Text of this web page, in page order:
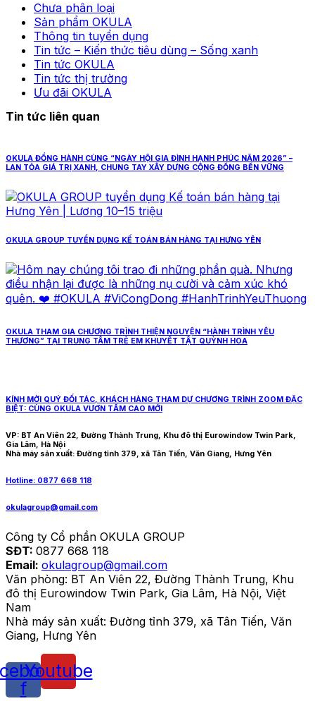
Chưa phân loại
Sản phẩm OKULA
Thông tin tuyển dụng
Tin tức – Kiến thức tiêu dùng – Sống xanh
Tin tức OKULA
Tin tức thị trường
Ưu đãi OKULA
Tin tức liên quan
OKULA ĐỒNG HÀNH CÙNG “NGÀY HỘI GIA ĐÌNH HẠNH PHÚC NĂM 2026” –
LAN TỎA GIÁ TRỊ XANH, CHUNG TAY XÂY DỰNG CỘNG ĐỒNG BỀN VỮNG
OKULA GROUP TUYỂN DỤNG KẾ TOÁN BÁN HÀNG TẠI HƯNG YÊN
OKULA THAM GIA CHƯƠNG TRÌNH THIỆN NGUYỆN “HÀNH TRÌNH YÊU
THƯƠNG” TẠI TRUNG TÂM TRẺ EM KHUYẾT TẬT QUỲNH HOA
KÍNH MỜI QUÝ ĐỐI TÁC, KHÁCH HÀNG THAM DỰ CHƯƠNG TRÌNH ZOOM ĐẶC
BIỆT: CÙNG OKULA VƯƠN TẦM CAO MỚI
VP: BT An Viên 22, Đường Thành Trung, Khu đô thị Eurowindow Twin Park,
Gia Lâm, Hà Nội
Nhà máy sản xuất: Đường tỉnh 379, xã Tân Tiến, Văn Giang, Hưng Yên
Hotline: 0877 668 118
okulagroup@gmail.com
Công ty Cổ phần OKULA GROUP
SĐT: 0877 668 118
Email: okulagroup@gmail.com
Văn phòng: BT An Viên 22, Đường Thành Trung, Khu
đô thị Eurowindow Twin Park, Gia Lâm, Hà Nội, Việt
Nam
Nhà máy sản xuất: Đường tỉnh 379, xã Tân Tiến, Văn
Giang, Hưng Yên
f
Youtube